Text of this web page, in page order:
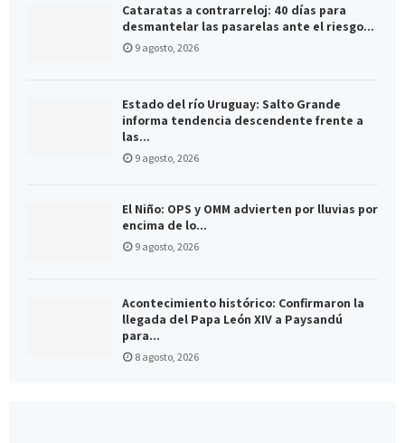
Cataratas a contrarreloj: 40 días para
desmantelar las pasarelas ante el riesgo...
9 agosto, 2026
Estado del río Uruguay: Salto Grande
informa tendencia descendente frente a
las...
9 agosto, 2026
El Niño: OPS y OMM advierten por lluvias por
encima de lo...
9 agosto, 2026
Acontecimiento histórico: Confirmaron la
llegada del Papa León XIV a Paysandú
para...
8 agosto, 2026